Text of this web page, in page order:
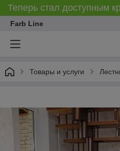
Теперь стал доступным
Farb Line
Товары и услуги